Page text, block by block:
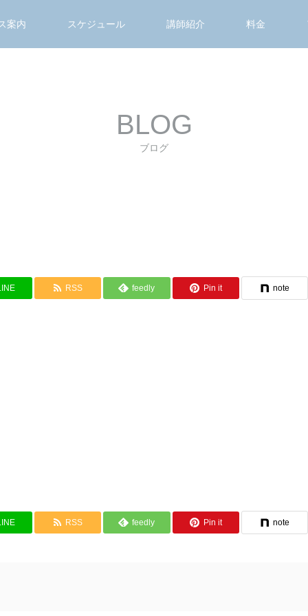
案内 スケジュール 講師紹介 料金
BLOG
ブログ
RSS feedly Pin it note
RSS feedly Pin it note